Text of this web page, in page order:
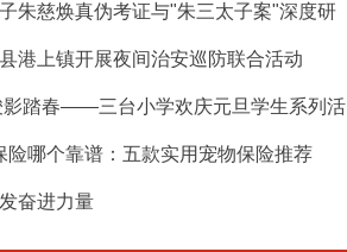
朱慈焕真伪考证与"朱三太子案"深度研
港上镇开展夜间治安巡防联合活动
影踏春——三台小学欢庆元旦学生系列活
险哪个靠谱：五款实用宠物保险推荐
奋进力量